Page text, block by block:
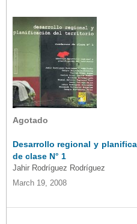
Agotado
Desarrollo regional y
de clase N° 1
Jahir Rodríguez Rodríguez
March 19, 2008